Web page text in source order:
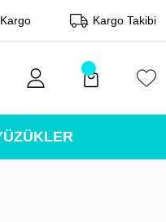
Kargo Takibi